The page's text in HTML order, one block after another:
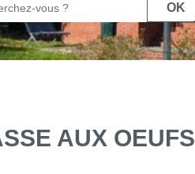
OK
AUX OEUFS